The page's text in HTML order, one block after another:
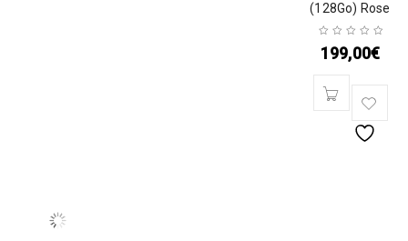
(128Go) Rose
199,00€